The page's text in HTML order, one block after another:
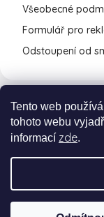
Tento web
tohoto webu
informací zde.
Všeobecné
Formulář pro
Odstoupení od